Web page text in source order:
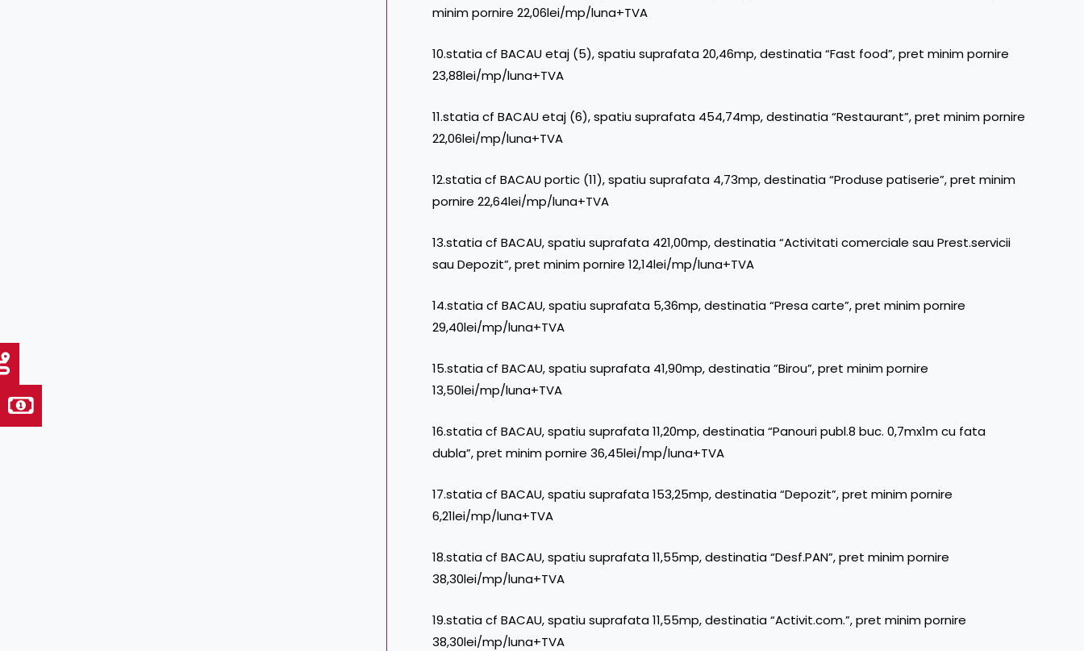
minim pornire 22,06lei/mp/luna+TVA
10.statia cf BACAU etaj (5), spatiu suprafata 20,46mp, destinatia “Fast food”, pret minim pornire
23,88lei/mp/luna+TVA
11.statia cf BACAU etaj (6), spatiu suprafata 454,74mp, destinatia “Restaurant”, pret minim pornire
22,06lei/mp/luna+TVA
12.statia cf BACAU portic (11), spatiu suprafata 4,73mp, destinatia “Produse patiserie”, pret minim
pornire 22,64lei/mp/luna+TVA
13.statia cf BACAU, spatiu suprafata 421,00mp, destinatia “Activitati comerciale sau Prest.servicii
sau Depozit”, pret minim pornire 12,14lei/mp/luna+TVA
14.statia cf BACAU, spatiu suprafata 5,36mp, destinatia “Presa carte”, pret minim pornire
29,40lei/mp/luna+TVA
15.statia cf BACAU, spatiu suprafata 41,90mp, destinatia ”Birou”, pret minim pornire
13,50lei/mp/luna+TVA
16.statia cf BACAU, spatiu suprafata 11,20mp, destinatia “Panouri publ.8 buc. 0,7mx1m cu fata
dubla”, pret minim pornire 36,45lei/mp/luna+TVA
17.statia cf BACAU, spatiu suprafata 153,25mp, destinatia “Depozit”, pret minim pornire
6,21lei/mp/luna+TVA
18.statia cf BACAU, spatiu suprafata 11,55mp, destinatia “Desf.PAN”, pret minim pornire
38,30lei/mp/luna+TVA
19.statia cf BACAU, spatiu suprafata 11,55mp, destinatia “Activit.com.”, pret minim pornire
38,30lei/mp/luna+TVA